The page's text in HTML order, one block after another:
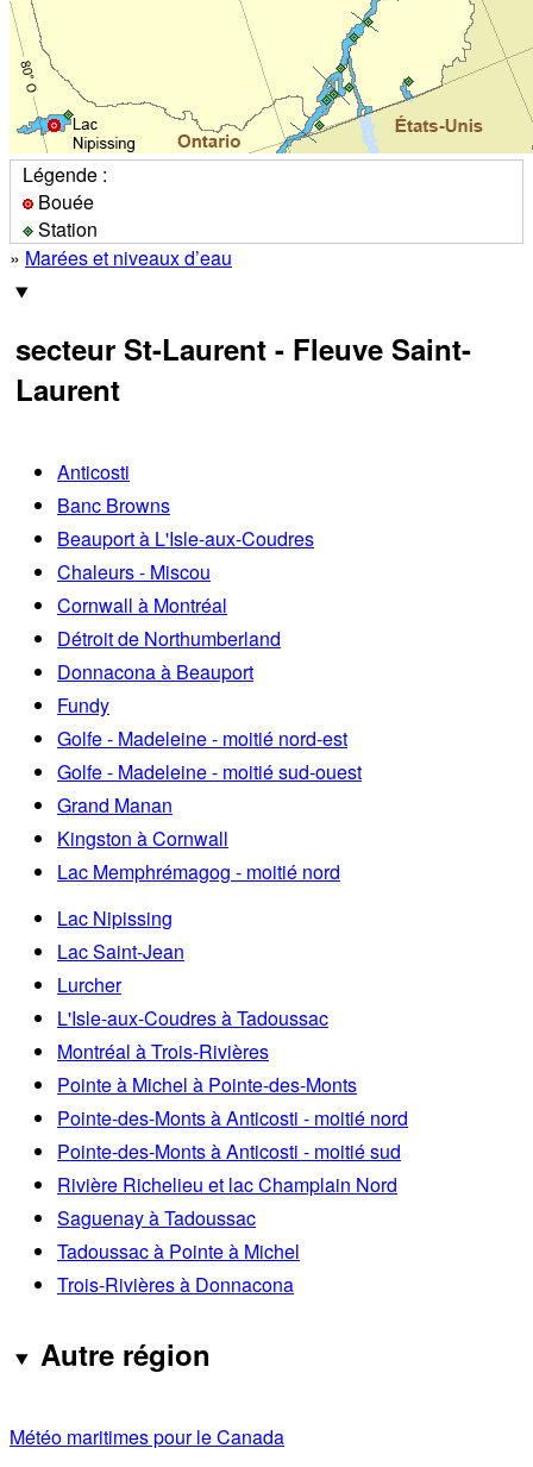
Légende :
Bouée
Station
» Marées et niveaux d’eau
secteur St-Laurent - Fleuve Saint-
Laurent
Anticosti
Banc Browns
Beauport à L'Isle-aux-Coudres
Chaleurs - Miscou
Cornwall à Montréal
Détroit de Northumberland
Donnacona à Beauport
Fundy
Golfe - Madeleine - moitié nord-est
Golfe - Madeleine - moitié sud-ouest
Grand Manan
Kingston à Cornwall
Lac Memphrémagog - moitié nord
Lac Nipissing
Lac Saint-Jean
Lurcher
L'Isle-aux-Coudres à Tadoussac
Montréal à Trois-Rivières
Pointe à Michel à Pointe-des-Monts
Pointe-des-Monts à Anticosti - moitié nord
Pointe-des-Monts à Anticosti - moitié sud
Rivière Richelieu et lac Champlain Nord
Saguenay à Tadoussac
Tadoussac à Pointe à Michel
Trois-Rivières à Donnacona
Autre région
Météo maritimes pour le Canada